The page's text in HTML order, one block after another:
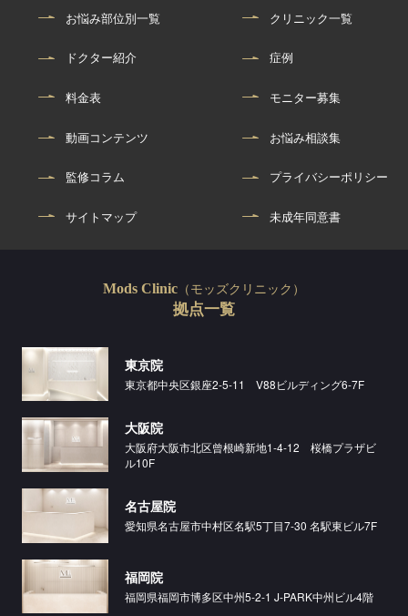
お悩み部位別一覧 クリニック一覧
ドクター紹介 症例
料金表 モニター募集
動画コンテンツ お悩み相談集
監修コラム プライバシーポリシー
サイトマップ 未成年同意書
Mods Clinic （モッズクリニック）
拠点一覧
東京院
東京都中央区銀座2-5-11 V88ビルディング6-7F
大阪院
大阪府大阪市北区曾根崎新地1-4-12 桜橋プラザビ
ル10F
名古屋院
愛知県名古屋市中村区名駅5丁目7-30 名駅東ビル7F
福岡院
福岡県福岡市博多区中州5-2-1 J-PARK中州ビル4階